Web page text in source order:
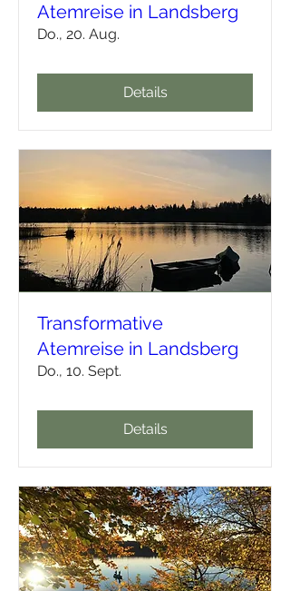
Atemreise in Landsberg
Do., 20. Aug.
Details
Transformative
Atemreise in Landsberg
Do., 10. Sept.
Details